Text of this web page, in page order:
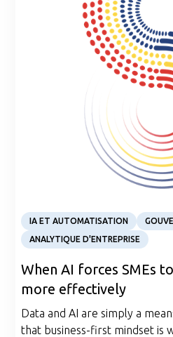
IA ET AUTOMATISATION
ANALYTIQUE D'ENTREPRISE
When AI forces SMEs
more effectively
Data and AI are simply a
that business-first mindset is